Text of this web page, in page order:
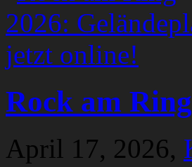
Rock am
April 17, 2026,